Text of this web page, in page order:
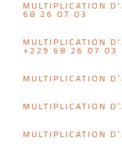
MULTIPLICATION
68 26 07 03
MULTIPLICATION
+229 68 26 07 03
MULTIPLICATION
MULTIPLICATION
MULTIPLICATION